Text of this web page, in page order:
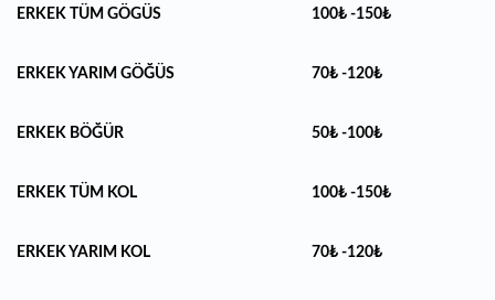
ERKEK TÜM GÖGÜS 100₺ -150₺
ERKEK YARIM GÖĞÜS 70₺ -120₺
ERKEK BÖĞÜR 50₺ -100₺
ERKEK TÜM KOL 100₺ -150₺
ERKEK YARIM KOL 70₺ -120₺